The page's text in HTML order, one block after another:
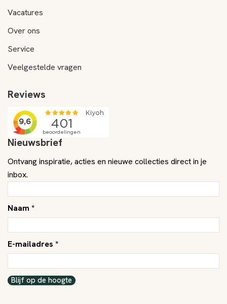
Vacatures
Over ons
Service
Veelgestelde vragen
Reviews
Nieuwsbrief
Ontvang inspiratie, acties en nieuwe collecties direct in je
inbox.
Naam *
E-mailadres *
Blijf op de hoogte